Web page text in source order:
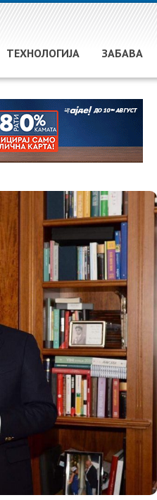
ТЕХНОЛОГИЈА ЗАБАВА